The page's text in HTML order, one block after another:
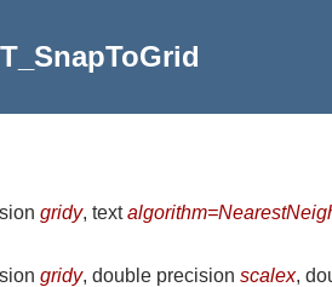
gridy, text
gridy, double precision scalex,